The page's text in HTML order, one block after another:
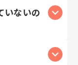
いないの